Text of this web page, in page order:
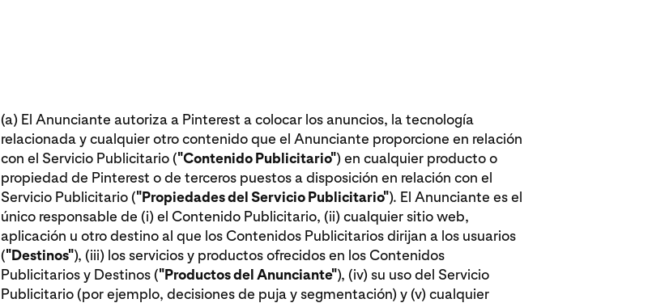
(a) El Anunciante autoriza a Pinterest a colocar los anuncios, la tecnología
relacionada y cualquier otro contenido que el Anunciante proporcione en relación
con el Servicio Publicitario ("Contenido Publicitario") en cualquier producto o
propiedad de Pinterest o de terceros puestos a disposición en relación con el
Servicio Publicitario ("Propiedades del Servicio Publicitario"). El Anunciante es el
único responsable de (i) el Contenido Publicitario, (ii) cualquier sitio web,
aplicación u otro destino al que los Contenidos Publicitarios dirijan a los usuarios
("Destinos"), (iii) los servicios y productos ofrecidos en los Contenidos
Publicitarios y Destinos ("Productos del Anunciante"), (iv) su uso del Servicio
Publicitario (por ejemplo, decisiones de puja y segmentación) y (v) cualquier